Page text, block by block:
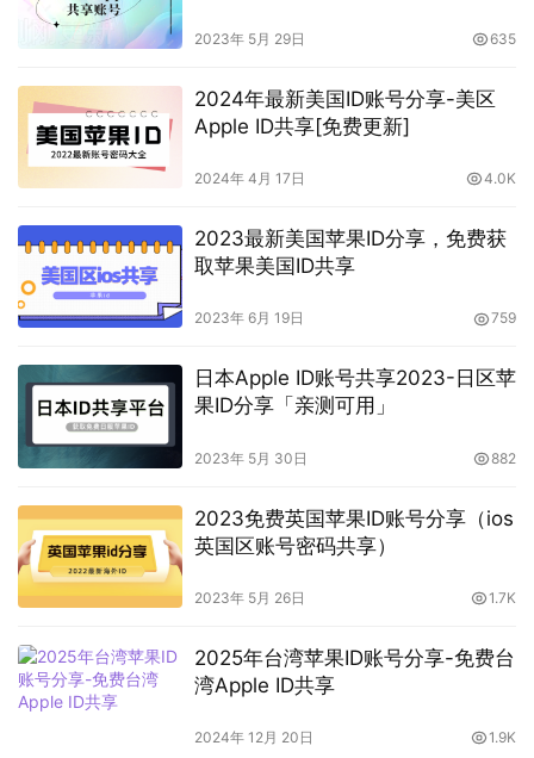
2023年 5月 29日 635
2024年最新美国ID账号分享-美区
Apple ID共享[免费更新]
2024年 4月 17日 4.0K
2023最新美国苹果ID分享，免费获
取苹果美国ID共享
2023年 6月 19日 759
日本Apple ID账号共享2023-日区苹
果ID分享「亲测可用」
2023年 5月 30日 882
2023免费英国苹果ID账号分享（ios
英国区账号密码共享）
2023年 5月 26日 1.7K
2025年台湾苹果ID账号分享-免费台
湾Apple ID共享
2024年 12月 20日 1.9K